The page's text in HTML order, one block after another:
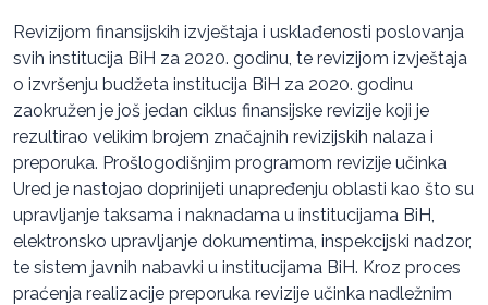
Revizijom finansijskih izvještaja i usklađenosti poslovanja
svih institucija BiH za 2020. godinu, te revizijom izvještaja
o izvršenju budžeta institucija BiH za 2020. godinu
zaokružen je još jedan ciklus finansijske revizije koji je
rezultirao velikim brojem značajnih revizijskih nalaza i
preporuka. Prošlogodišnjim programom revizije učinka
Ured je nastojao doprinijeti unapređenju oblasti kao što su
upravljanje taksama i naknadama u institucijama BiH,
elektronsko upravljanje dokumentima, inspekcijski nadzor,
te sistem javnih nabavki u institucijama BiH. Kroz proces
praćenja realizacije preporuka revizije učinka nadležnim